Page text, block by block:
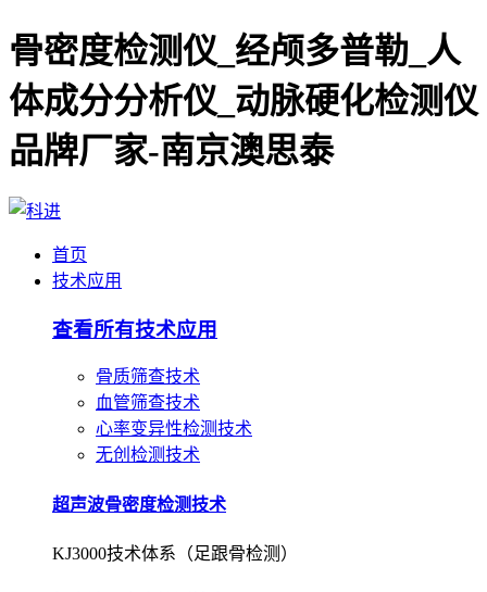
骨密度检测仪_经颅多普勒_人
体成分分析仪_动脉硬化检测仪
品牌厂家-南京澳思泰
首页
技术应用
查看所有技术应用
骨质筛查技术
血管筛查技术
心率变异性检测技术
无创检测技术
超声波骨密度检测技术
KJ3000技术体系（足跟骨检测）